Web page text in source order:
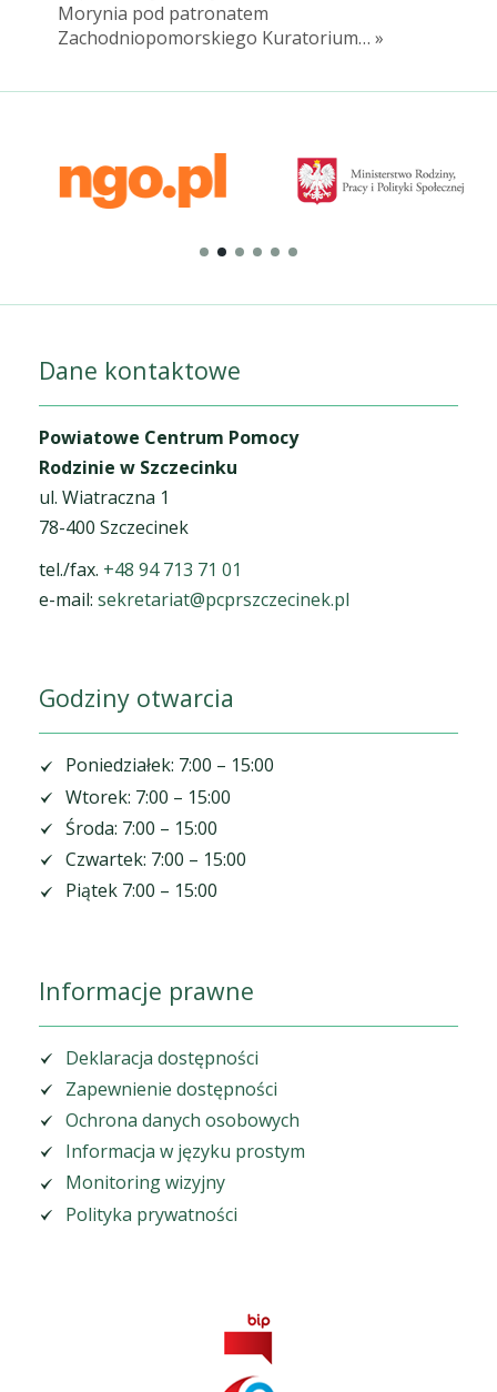
Morynia pod patronatem
Zachodniopomorskiego Kuratorium… »
Dane kontaktowe
Powiatowe Centrum Pomocy
Rodzinie w Szczecinku
ul. Wiatraczna 1
78-400 Szczecinek
tel./fax. +48 94 713 71 01
e-mail: sekretariat@pcprszczecinek.pl
Godziny otwarcia
Poniedziałek: 7:00 – 15:00
Wtorek: 7:00 – 15:00
Środa: 7:00 – 15:00
Czwartek: 7:00 – 15:00
Piątek 7:00 – 15:00
Informacje prawne
Deklaracja dostępności
Zapewnienie dostępności
Ochrona danych osobowych
Informacja w języku prostym
Monitoring wizyjny
Polityka prywatności